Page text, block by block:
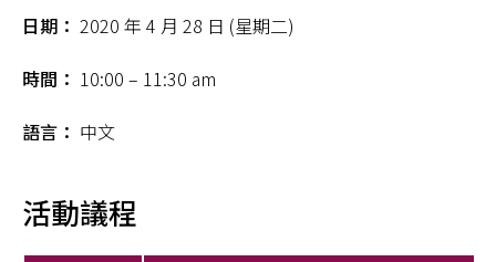
日期： 2020 年 4 月 28 日 (星期二)
時間： 10:00 – 11:30 am
語言： 中文
活動議程